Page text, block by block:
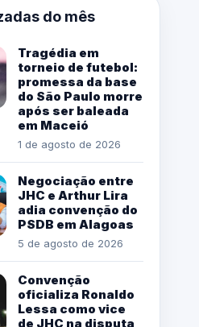
do mês
Tragédia em
torneio de futebol:
promessa da base
do São Paulo morre
após ser baleada
em Maceió
1 de agosto de 2026
Negociação entre
JHC e Arthur Lira
adia convenção do
PSDB em Alagoas
5 de agosto de 2026
Convenção
oficializa Ronaldo
Lessa como vice
de JHC na disputa